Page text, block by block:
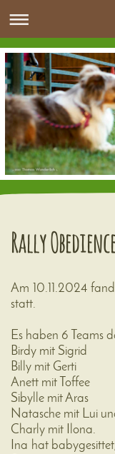
Rally
Am 10.11.2024
statt.
Es haben 6 Teams
Birdy mit Sigrid
Billy mit Gerti
Anett mit Toffee
Sibylle mit Aras
Natasche mit Lui
Charly mit Ilona.
Ina hat